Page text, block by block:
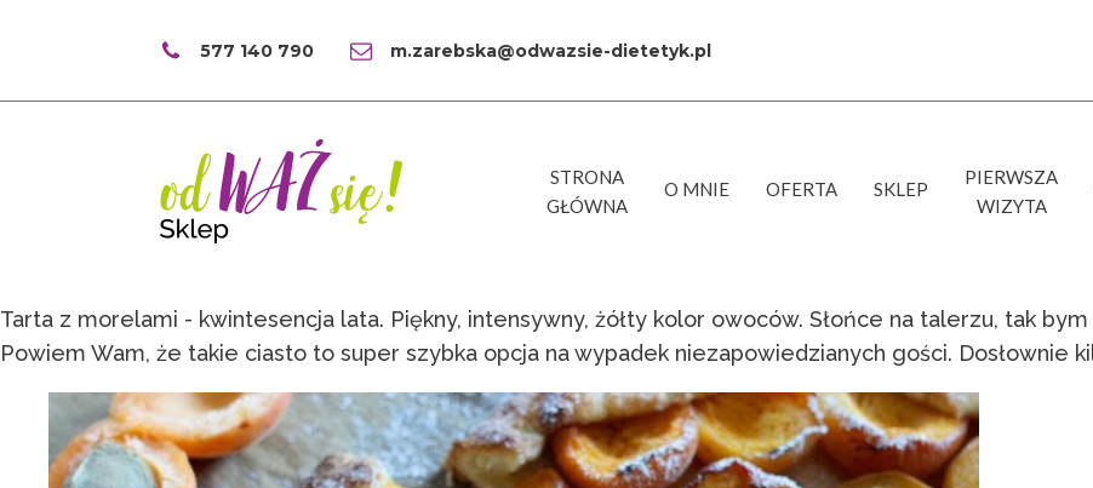
577 140 790 m.zarebska@odwazsie-dietetyk.pl
STRONA
GŁÓWNA
O MNIE OFERTA SKLEP
PIERWSZA
WIZYTA
Tarta z morelami - kwintesencja lata. Piękny, intensywny, żółty kolor owoców. Słońce na talerzu, tak bym
Powiem Wam, że takie ciasto to super szybka opcja na wypadek niezapowiedzianych gości. Dosłownie